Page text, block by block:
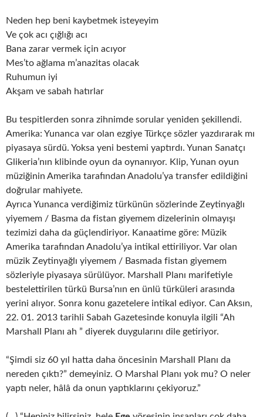
Neden hep beni kaybetmek isteyeyim
Ve çok acı çığlığı acı
Bana zarar vermek için acıyor
Mes’to ağlama m’anazitas olacak
Ruhumun iyi
Akşam ve sabah hatırlar
Bu tespitlerden sonra zihnimde sorular yeniden şekillendi.
Amerika: Yunanca var olan ezgiye Türkçe sözler yazdırarak mı
piyasaya sürdü. Yoksa yeni bestemi yaptırdı. Yunan Sanatçı
Glikeria’nın klibinde oyun da oynanıyor. Klip, Yunan oyun
müziğinin Amerika tarafından Anadolu’ya transfer edildiğini
doğrular mahiyete.
Ayrıca Yunanca verdiğimiz türkünün sözlerinde Zeytinyağlı
yiyemem / Basma da fistan giyemem dizelerinin olmayışı
tezimizi daha da güçlendiriyor. Kanaatime göre: Müzik
Amerika tarafından Anadolu’ya intikal ettiriliyor. Var olan
müzik Zeytinyağlı yiyemem / Basmada fistan giyemem
sözleriyle piyasaya sürülüyor. Marshall Planı marifetiyle
bestelettirilen türkü Bursa’nın en ünlü türküleri arasında
yerini alıyor. Sonra konu gazetelere intikal ediyor. Can Aksın,
22. 01. 2013 tarihli Sabah Gazetesinde konuyla ilgili “Ah
Marshall Planı ah ” diyerek duygularını dile getiriyor.
“Şimdi siz 60 yıl hatta daha öncesinin Marshall Planı da
nereden çıktı?” demeyiniz. O Marshal Planı yok mu? O neler
yaptı neler, hâlâ da onun yaptıklarını çekiyoruz.”